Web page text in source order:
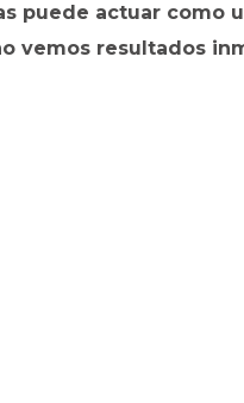
puede actuar como
vemos resultados